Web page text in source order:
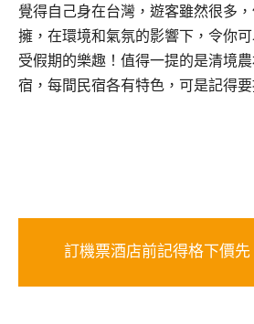
覺得自己身在台灣，遊客雖然很多
擁，在環境和氣氛的影響下，令你
受假期的樂趣！值得一提的是清境
宿，每間民宿各有特色，可是記得要
訂機票酒店前記得格下價先